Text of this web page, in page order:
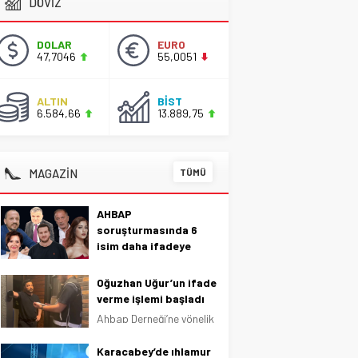
DOLAR
47,7046
EURO
55,0051
ALTIN
6.584,66
BİST
13.889,75
MAGAZİN TÜMÜ
AHBAP
soruşturmasında 6
isim daha ifadeye
AHBAP Derneği’ne
yönelik soruşturma
devam ediyor. Bu
ifadeye çağrıldı. AHBAP
Oğuzhan Uğur’un ifade
verme işlemi başladı
Ahbap Derneği’ne yönelik
kapsamında gözaltına
Karacabey’de ıhlamur